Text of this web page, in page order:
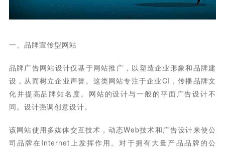
一、品牌宣传型网站
品牌广告网站设计仅基于网站推广，以塑造企业形象和品牌建
设，从而树立企业声誉。这类网站专注于企业CI，传播品牌文
化并提高品牌知名度。网站的设计与一般的平面广告设计不
同。设计强调创意设计。
该网站使用多媒体交互技术，动态Web技术和广告设计来使公
司品牌在Internet上发挥作用。对于拥有大量产品品牌的公